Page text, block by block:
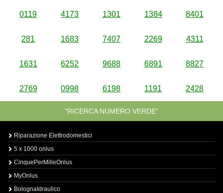
0119 4173 1301 1384 8401
281 1683 7407 2269 4311
1631 6252 9688 6891 8827
2769 0998 6198 1191 2428
“RICERCA NUMERO VERDE”
Riparazione Elettrodomestici
5 x 1000 onlus
CinquePerMilleOnlus
MyOnlus
BolognaIdraulico